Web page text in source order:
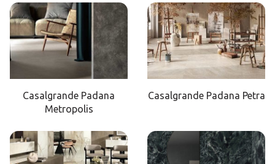
Casalgrande Padana
Metropolis
Casalgrande Padana Petra